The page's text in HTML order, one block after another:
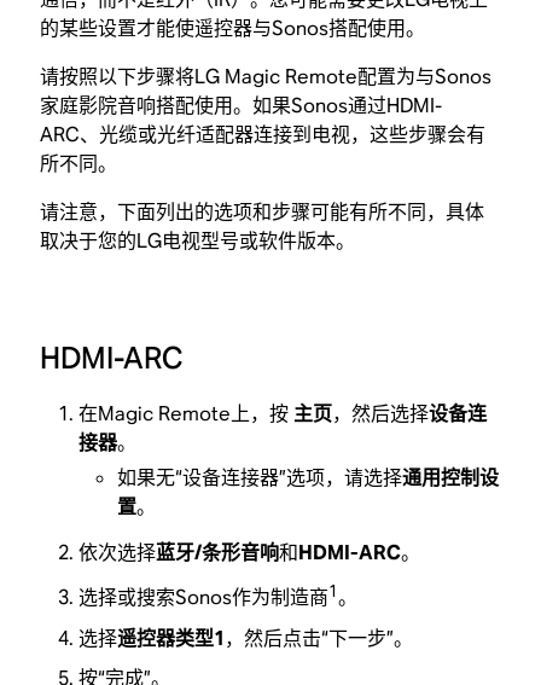
的某些设置才能使遥控器与Sonos搭配使用。
请按照以下步骤将LG Magic Remote配置为与Sonos
家庭影院音响搭配使用。如果Sonos通过HDMI-
ARC、光缆或光纤适配器连接到电视，这些步骤会有
所不同。
请注意，下面列出的选项和步骤可能有所不同，具体
取决于您的LG电视型号或软件版本。
HDMI-ARC
在Magic Remote上，按 主页，然后选择设备连
接器。
如果无“设备连接器”选项，请选择通用控制设
置。
依次选择蓝牙/条形音响和HDMI-ARC。
选择或搜索Sonos作为制造商1。
选择遥控器类型1，然后点击“下一步”。
按“完成”。